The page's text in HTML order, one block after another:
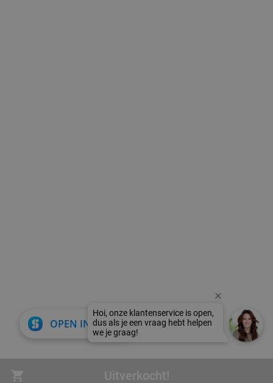
Uitverkocht!
OPEN IN APP close